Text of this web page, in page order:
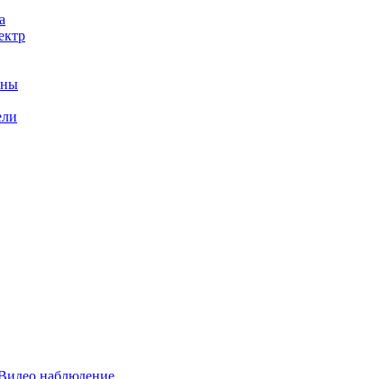
наблюдение